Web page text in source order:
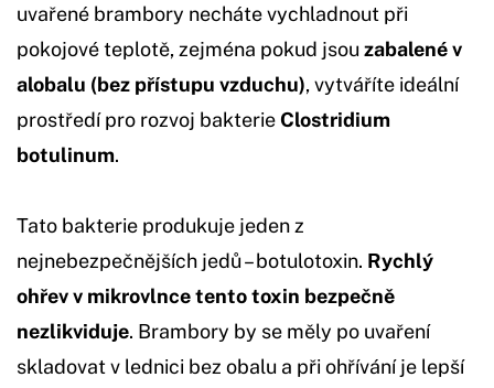
uvařené brambory necháte vychladnout při
pokojové teplotě, zejména pokud jsou zabalené v
alobalu (bez přístupu vzduchu), vytváříte ideální
prostředí pro rozvoj bakterieClostridium
botulinum.
Tato bakterie produkuje jeden z
nejnebezpečnějších jedů – botulotoxin. Rychlý
ohřev v mikrovlnce tento toxin bezpečně
nezlikviduje. Brambory by se měly po uvaření
skladovat v lednici bez obalu a při ohřívání je lepší